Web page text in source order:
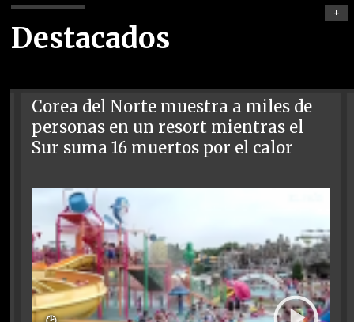
Destacados
+
Corea del Norte muestra a miles de
personas en un resort mientras el
Sur suma 16 muertos por el calor